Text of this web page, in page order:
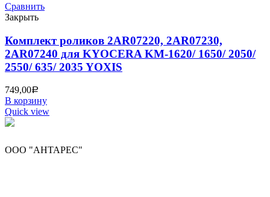
Сравнить
Закрыть
Комплект роликов 2AR07220, 2AR07230,
2AR07240 для KYOCERA KM-1620/ 1650/ 2050/
2550/ 635/ 2035 YOXIS
749,00Р
В корзину
Quick view
ООО "АНТАРЕС"